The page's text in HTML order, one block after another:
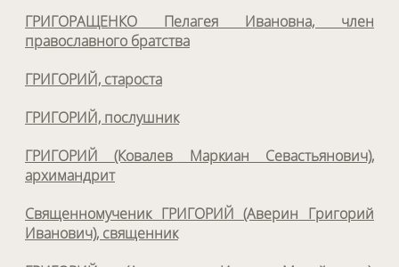
ГРИГОРАЩЕНКО Пелагея Ивановна, член
православного братства
ГРИГОРИЙ, староста
ГРИГОРИЙ, послушник
ГРИГОРИЙ (Ковалев Маркиан Севастьянович),
архимандрит
Священномученик ГРИГОРИЙ (Аверин Григорий
Иванович), священник